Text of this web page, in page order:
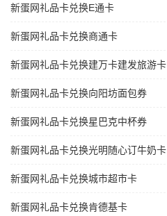
新蛋网礼品卡兑换E通卡
新蛋网礼品卡兑换商通卡
新蛋网礼品卡兑换建万卡建发旅游卡
新蛋网礼品卡兑换向阳坊面包券
新蛋网礼品卡兑换星巴克中杯券
新蛋网礼品卡兑换光明随心订牛奶卡
新蛋网礼品卡兑换城市超市卡
新蛋网礼品卡兑换肯德基卡